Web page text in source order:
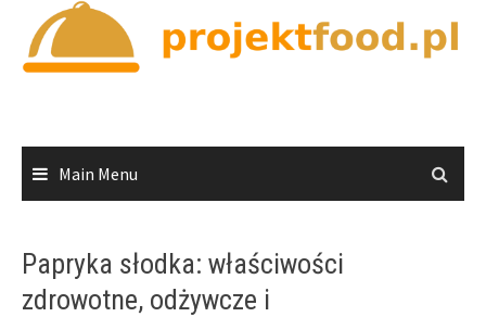
content
Main Menu
Papryka słodka: właściwości
zdrowotne, odżywcze i